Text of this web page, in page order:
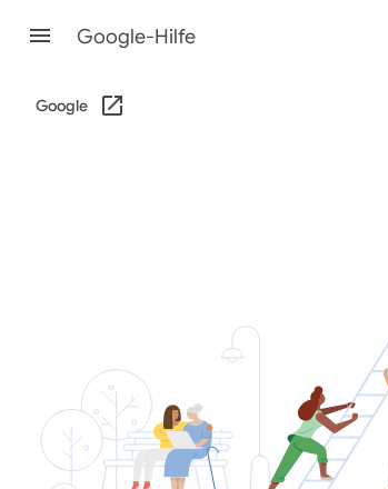
Google-Hilfe
Google